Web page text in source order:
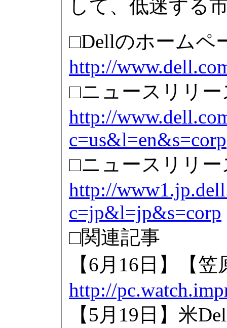
して、低迷する
□Dellのホームペ
http://
□ニュースリリー
http://
c=us&l=en&s=corp
□ニュースリリー
http://
c=jp&l=jp&s=corp
□関連記事
【6月16日】【
http://
【5月19日】米